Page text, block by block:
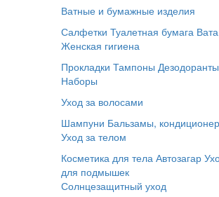
Ватные и бумажные изделия
Салфетки Туалетная бумага
Женская гигиена
Прокладки Тампоны Дезодоранты
Наборы
Уход за волосами
Шампуни Бальзамы,
Уход за телом
Косметика для тела Автозагар
для подмышек
Солнцезащитный уход